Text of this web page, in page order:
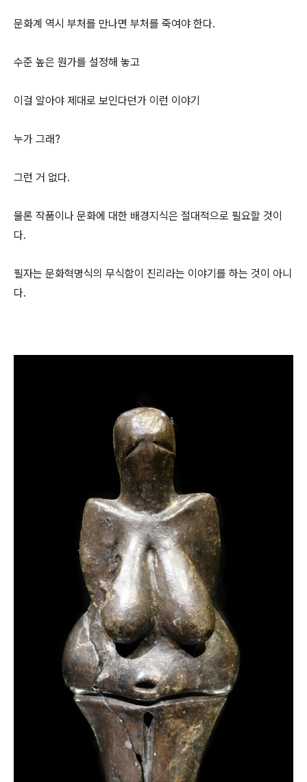
문화계 역시 부처를 만나면 부처를 죽여야 한다.
수준 높은 뭔가를 설정해 놓고
이걸 알아야 제대로 보인다던가 이런 이야기
누가 그래?
그런 거 없다.
물론 작품이나 문화에 대한 배경지식은 절대적으로 필요할 것이
다.
필자는 문화혁명식의 무식함이 진리라는 이야기를 하는 것이 아니
다.